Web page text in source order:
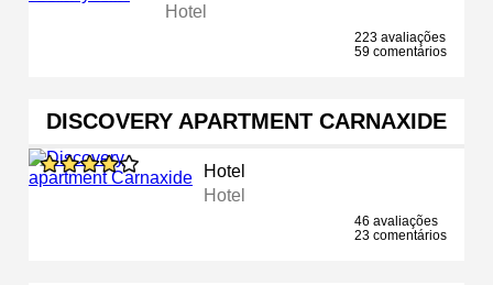
Hotel
223 avaliações
59 comentários
DISCOVERY APARTMENT CARNAXIDE
Hotel
Hotel
46 avaliações
23 comentários